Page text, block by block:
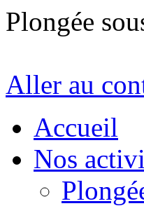
Plongée
Aller au
Accueil
Nos